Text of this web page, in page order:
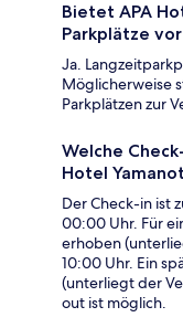
Bietet APA
Parkplätze
Ja.
Möglicherweise
Parkplätzen zur
Welche
Hotel
Der Check-in ist
00:00 Uhr. Für
erhoben
10:00 Uhr. Ein
(unterliegt der
out ist möglich.